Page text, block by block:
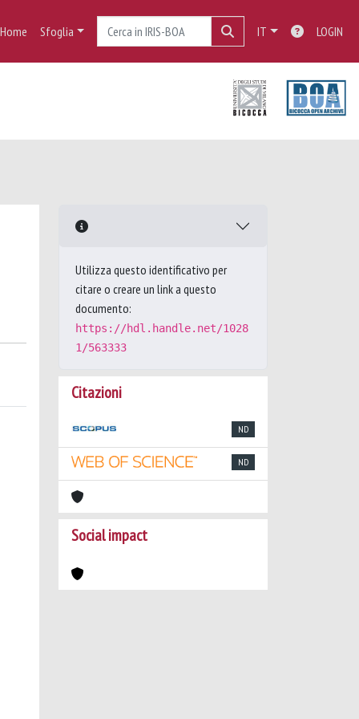
Home Sfoglia IT LOGIN
Utilizza questo identificativo per
citare o creare un link a questo
documento:
https://hdl.handle.net/1028
1/563333
Citazioni
ND
ND
Social impact